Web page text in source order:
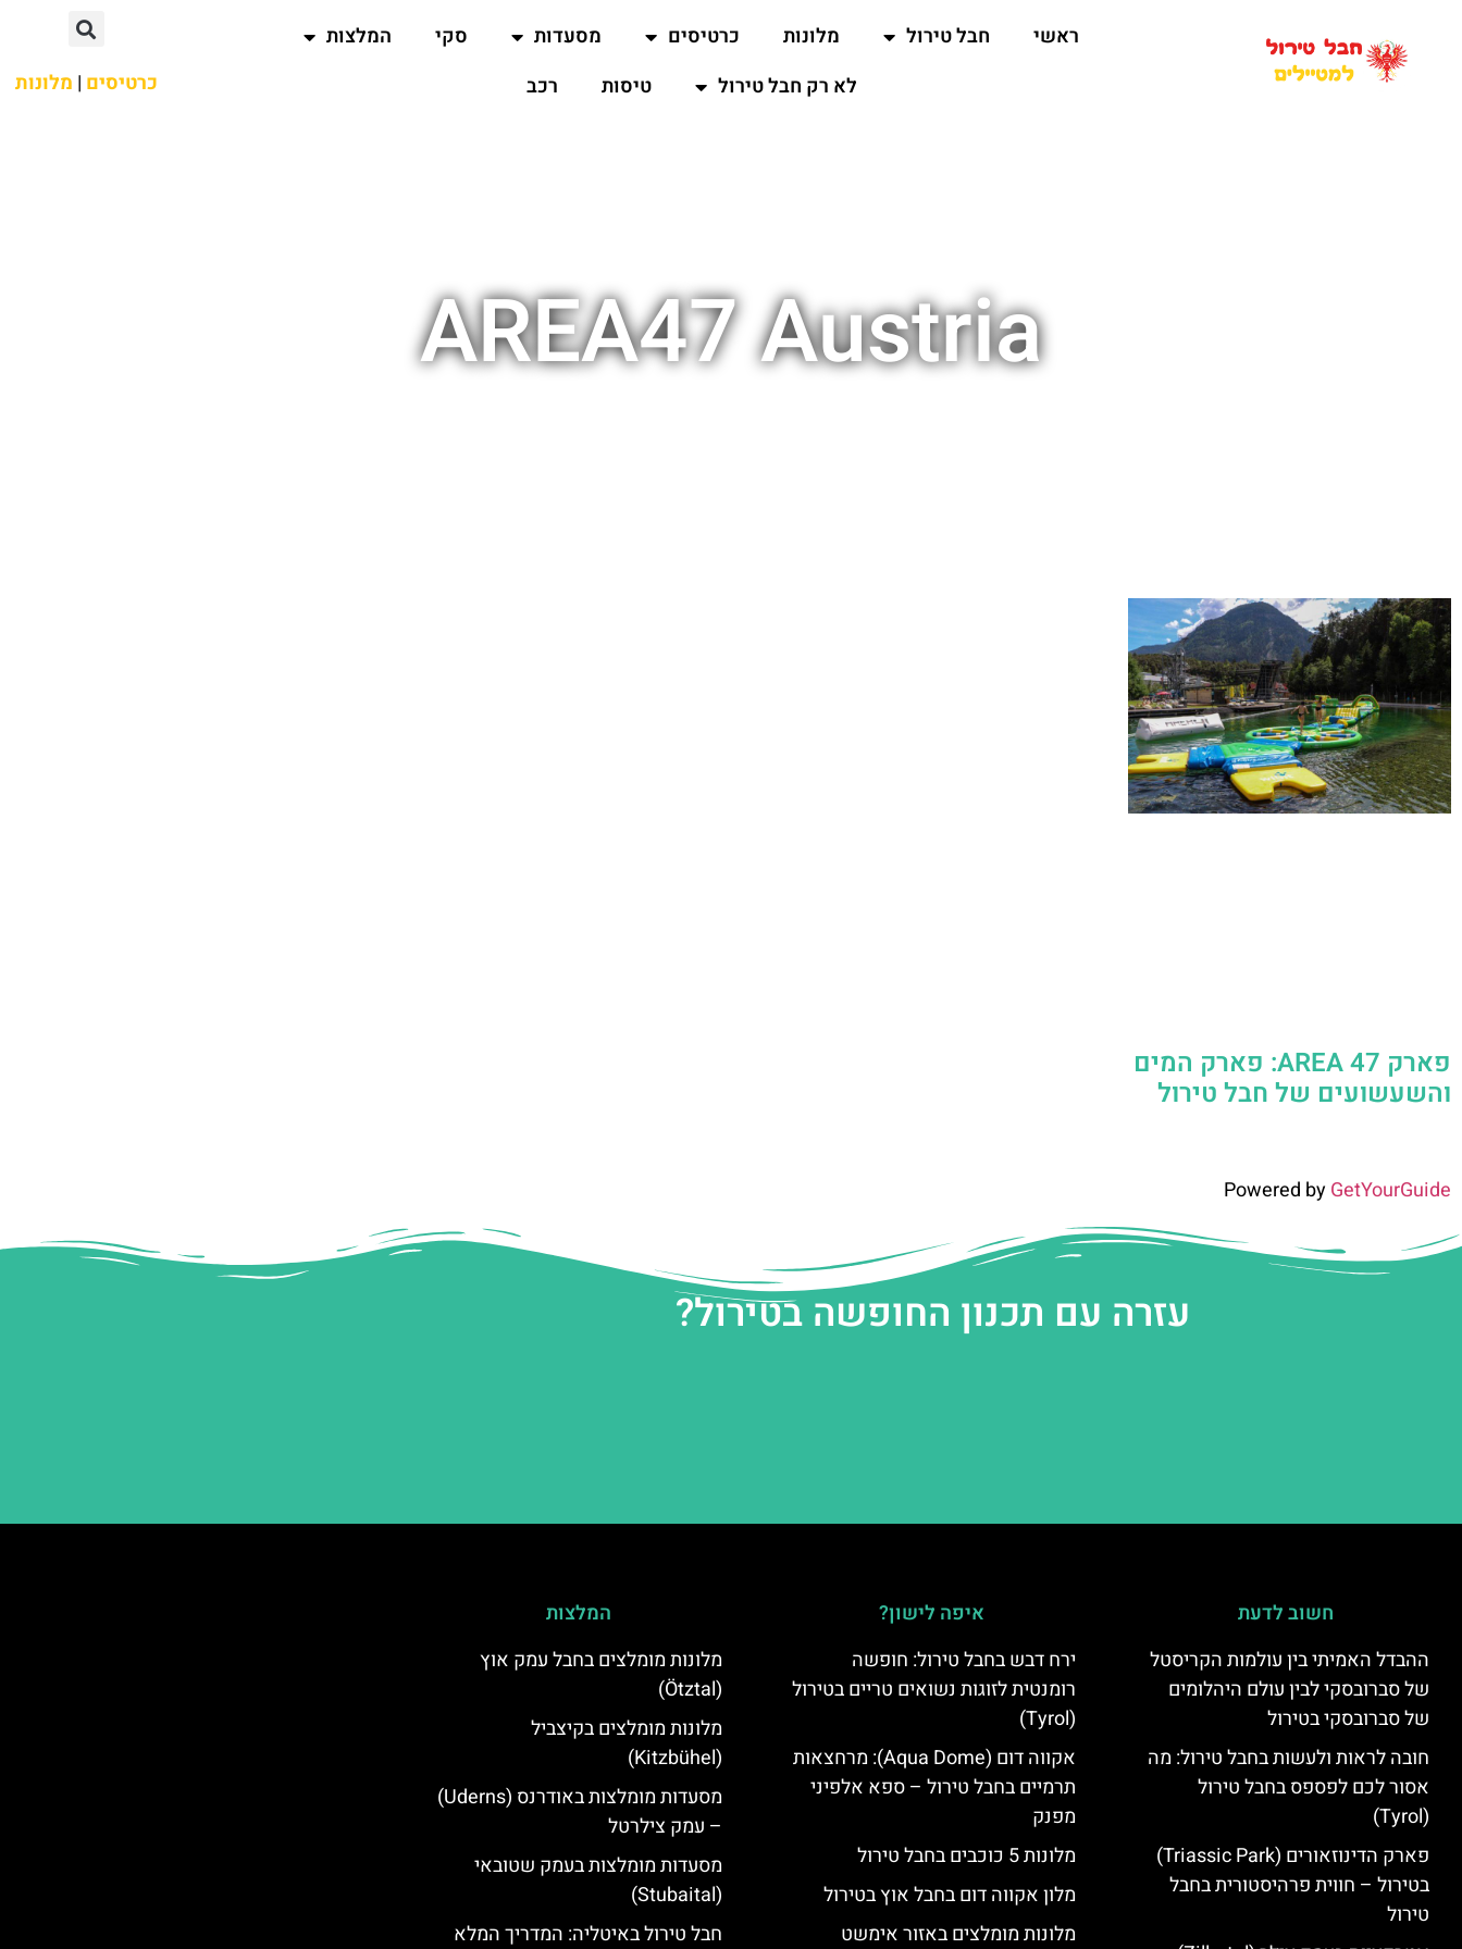
ראשי חבל טירול מלונות כרטיסים מסעדות סקי
המלצות
לא רק חבל טירול
טיסות רכב כרטיסים | מלונות
AREA47 Austria
פארק AREA 47: פארק המים
והשעשועים של חבל טירול
Powered byGetYourGuide
עזרה עם תכנון החופשה בטירול?
חשוב לדעת
ההבדל האמיתי בין עולמות הקריסטל
של סברובסקי לבין עולם היהלומים
של סברובסקי בטירול
חובה לראות ולעשות בחבל טירול: מה
אסור לכם לפספס בחבל טירול
(Tyrol)
פארק הדינוזאורים (Triassic Park)
בטירול – חווית פרהיסטורית בחבל
טירול
איפה לישון?
ירח דבש בחבל טירול: חופשה
רומנטית לזוגות נשואים טריים בטירול
(Tyrol)
אקווה דום (Aqua Dome): מרחצאות
תרמיים בחבל טירול – ספא אלפיני
מפנק
מלונות 5 כוכבים בחבל טירול
מלון אקווה דום בחבל אוץ בטירול
מלונות מומלצים באזור אימשט
המלצות
מלונות מומלצים בחבל עמק אוץ
(Ötztal)
מלונות מומלצים בקיצביל
(Kitzbühel)
מסעדות מומלצות באודרנס (Uderns)
– עמק צילרטל
מסעדות מומלצות בעמק שטובאי
(Stubaital)
חבל טירול באיטליה: המדריך המלא